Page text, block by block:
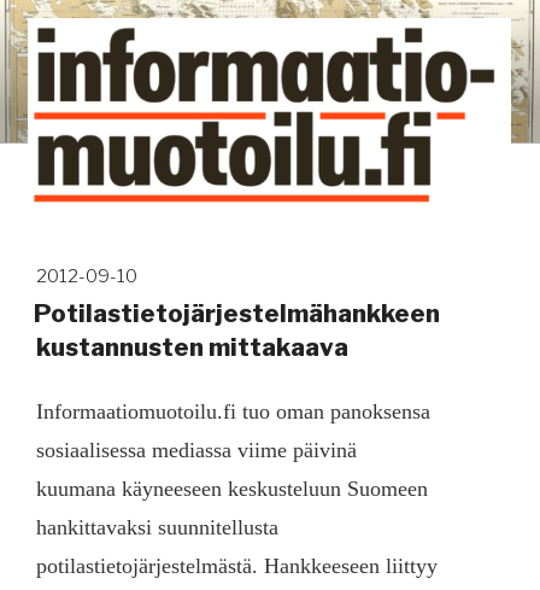
Siirry
sisältöön
Kuinka tieto tehdään näkyväksi
Avainsana:hyvinvointi
Julkaistu
2012-09-10
Potilastietojärjestelmähankkeen
kustannusten mittakaava
Informaatiomuotoilu.fi tuo oman panoksensa
sosiaalisessa mediassa viime päivinä
kuumana käyneeseen keskusteluun Suomeen
hankittavaksi suunnitellusta
potilastietojärjestelmästä. Hankkeeseen liittyy